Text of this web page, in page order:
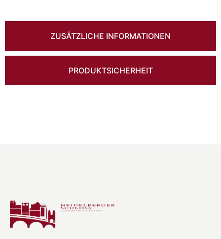
ZUSÄTZLICHE INFORMATIONEN
PRODUKTSICHERHEIT